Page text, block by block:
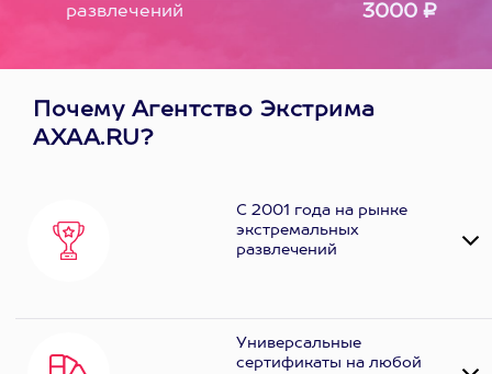
развлечений 3000 ₽
Почему Агентство Экстрима
AXAA.RU?
С 2001 года на рынке
экстремальных
развлечений
Универсальные
сертификаты на любой